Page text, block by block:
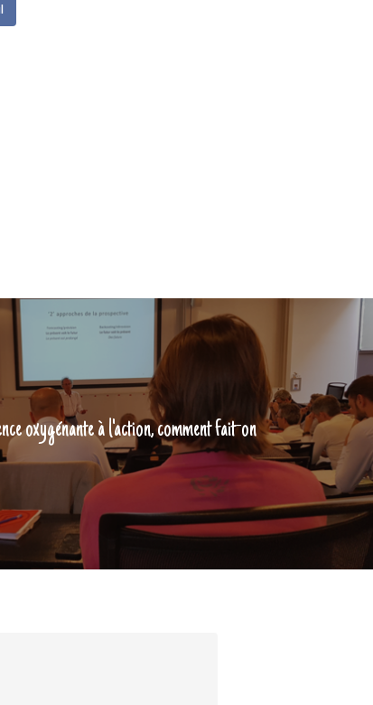
oxygénante à l'action, comment fait-on